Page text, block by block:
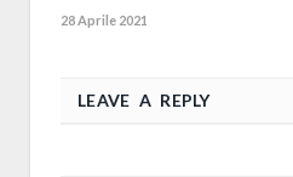
28 Aprile 2021
LEAVE A REPLY